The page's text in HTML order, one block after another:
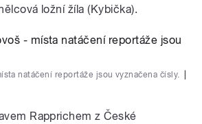
ložní žíla (Kybička).
natáčení reportáže jsou vyznačena čísly.
Rapprichem z České